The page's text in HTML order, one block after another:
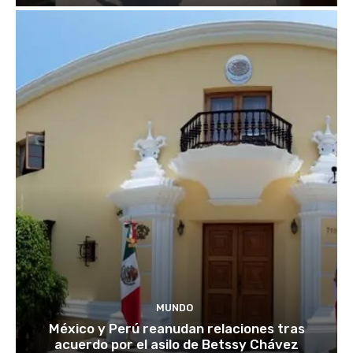
MUNDO
México y Perú reanudan relaciones tras
acuerdo por el asilo de Betssy Chávez